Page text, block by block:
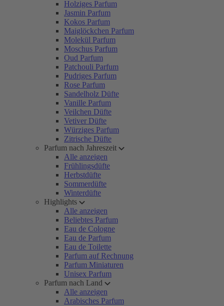
Holziges Parfum
Jasmin Parfum
Kokos Parfum
Maiglöckchen Parfum
Molekül Parfum
Moschus Parfum
Oud Parfum
Patchouli Parfum
Pudriges Parfum
Rose Parfum
Sandelholz Düfte
Vanille Parfum
Veilchen Düfte
Vetiver Düfte
Würziges Parfum
Zitrische Düfte
Parfum nach Jahreszeit
Alle anzeigen
Frühlingsdüfte
Herbstdüfte
Sommerdüfte
Winterdüfte
Highlights
Alle anzeigen
Beliebtes Parfum
Eau de Cologne
Eau de Parfum
Eau de Toilette
Parfum auf Rechnung
Parfum Miniaturen
Unisex Parfum
Parfum nach Land
Alle anzeigen
Arabisches Parfum